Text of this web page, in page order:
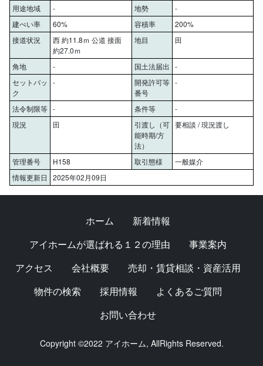
用途地域
- 地勢
-
建ぺい率
60% 容積率
200%
接道状況
西 約11.8ｍ 公道 接面
約27.0ｍ
地目 田
角地 - 国土法届出
-
セットバッ
ク
-
開発許可等
番号
-
法令制限等 - 条件等
-
現況
田
引渡し（可
能時期/方
法）
要相談 / 現況渡し
管理番号 H158 取引態様
一般媒介
情報更新日
2025年02月09日
ホーム
新着情報
アイホームが選ばれる１２の理由
事業案内
アクセス
会社概要
売却・賃貸相談・資産活用
物件の検索
採用情報
よくあるご質問
お問い合わせ
Copyright ©2022 アイホーム, AllRights Reserved.